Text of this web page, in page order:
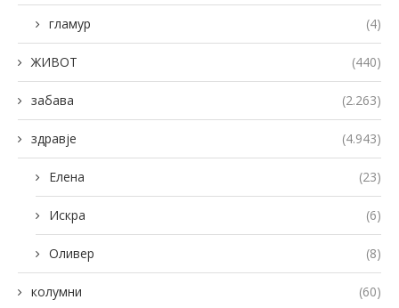
гламур (4)
ЖИВОТ (440)
забава (2.263)
здравје (4.943)
Елена (23)
Искра (6)
Оливер (8)
колумни (60)